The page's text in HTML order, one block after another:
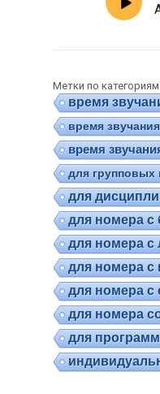
Метки по
время
время
время
для групповых
для
для номера с
для номера с
для номера с
для номера с
для номера
для